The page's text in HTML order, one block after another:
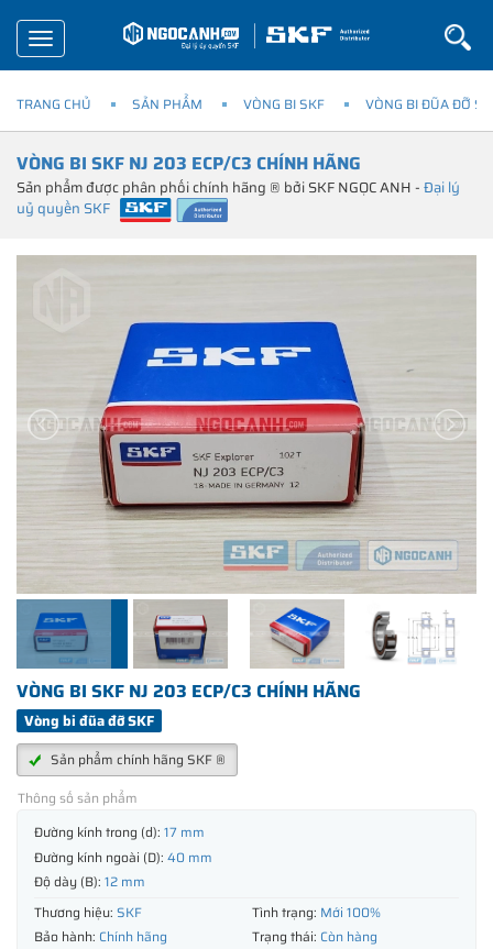
Toggle
navigation
TRANG CHỦ SẢN PHẨM VÒNG BI SKF VÒNG BI ĐŨA ĐỠ
VÒNG BI SKF NJ 203 ECP/C3 CHÍNH HÃNG
Sản phẩm được phân phối chính hãng ® bởi SKF NGỌC ANH -Đại lý
uỷ quyền SKF
VÒNG BI SKF NJ 203 ECP/C3 CHÍNH HÃNG
Vòng bi đũa đỡ SKF
Sản phẩm chính hãng SKF ®
Thông số sản phẩm
Đường kính trong (d): 17 mm
Đường kính ngoài (D): 40 mm
Độ dày (B): 12 mm
Thương hiệu: SKF Tình trạng: Mới 100%
Bảo hành: Chính hãng Trạng thái: Còn hàng